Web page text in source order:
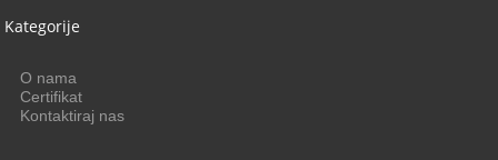
Kategorije
O nama
Certifikat
Kontaktiraj nas